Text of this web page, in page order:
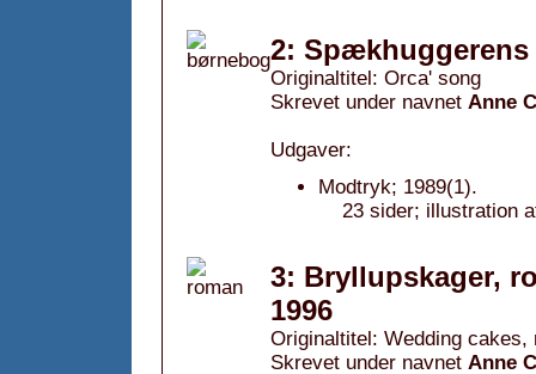
2: Spækhuggerens
Originaltitel: Orca' song
Skrevet under navnet Anne
Udgaver:
Modtryk; 1989(1).
23 sider; illustration
3: Bryllupskager,
1996
Originaltitel: Wedding cakes,
Skrevet under navnet Anne